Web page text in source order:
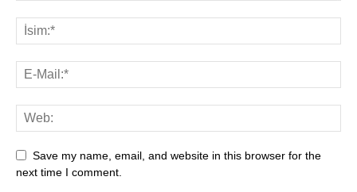
Save my name, email, and website in this browser for the
next time I comment.